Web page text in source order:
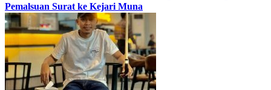
Pemalsuan Surat ke Kejari Muna